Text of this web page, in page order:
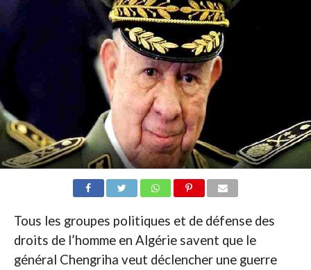
Tous les groupes politiques et de défense des
droits de l’homme en Algérie savent que le
général Chengriha veut déclencher une guerre